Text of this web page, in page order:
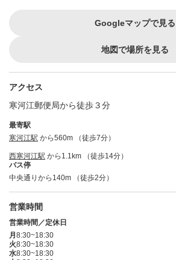
Googleマップで見る
地図で場所を見る
アクセス
寒河江郵便局から徒歩３分
最寄駅
寒河江駅 から560m （徒歩7分）
西寒河江駅 から1.1km （徒歩14分）
バス停
中央通りから140m （徒歩2分）
営業時間
営業時間／定休日
月 8:30~18:30
火8:30~18:30
水8:30~18:30